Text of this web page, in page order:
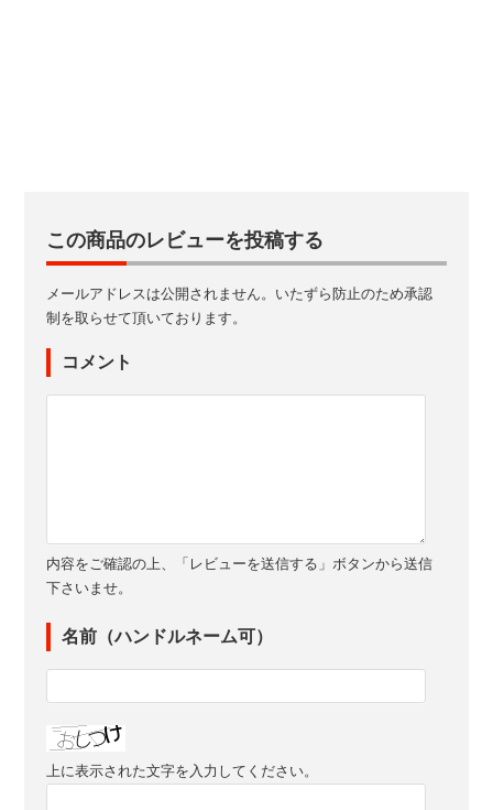
この商品のレビューを投稿する
メールアドレスは公開されません。いたずら防止のため承認
制を取らせて頂いております。
コメント
内容をご確認の上、「レビューを送信する」ボタンから送信
下さいませ。
名前（ハンドルネーム可）
上に表示された文字を入力してください。